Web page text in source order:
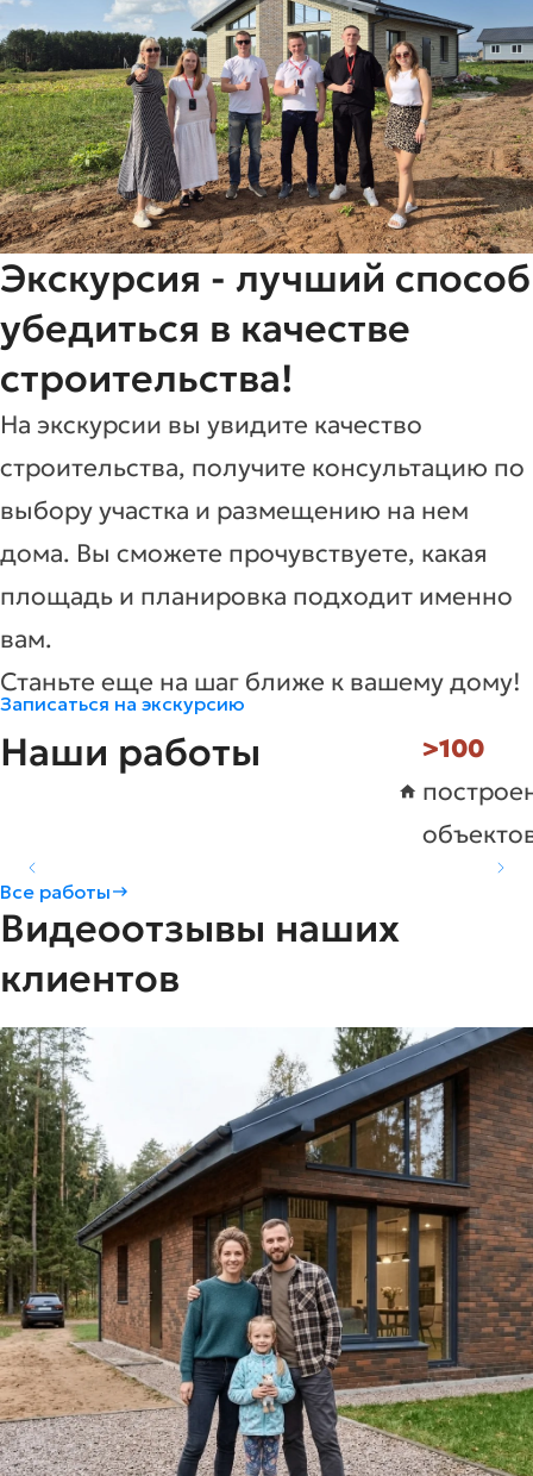
Экскурсия - лучший способ
убедиться в качестве
строительства!
На экскурсии вы увидите качество
строительства, получите консультацию по
выбору участка и размещению на нем
дома. Вы сможете прочувствуете, какая
площадь и планировка подходит именно
вам.
Станьте еще на шаг ближе к вашему дому!
Записаться на экскурсию
Наши работы
>100
Коттедж в д. Вотское -
H175
Коттедж в г. Киров -
H174
Коттедж в с. Трехречье
- H173
Все работы
Видеоотзывы наших
клиентов